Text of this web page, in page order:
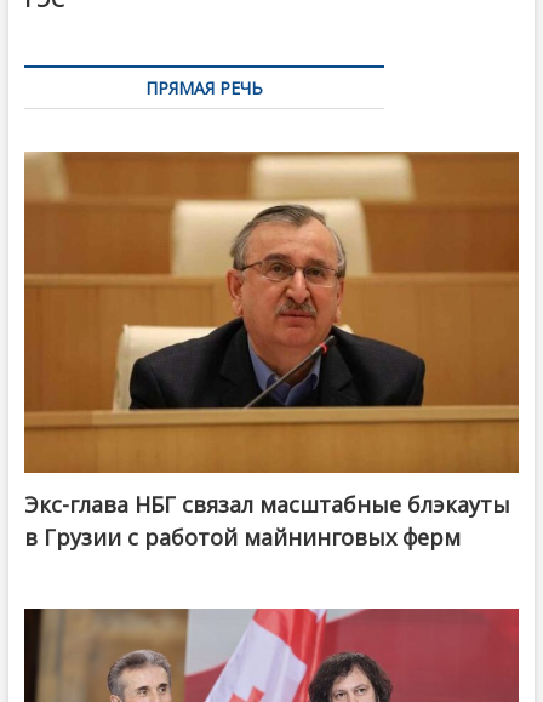
ПРЯМАЯ РЕЧЬ
Экс-глава НБГ связал масштабные блэкауты
в Грузии с работой майнинговых ферм